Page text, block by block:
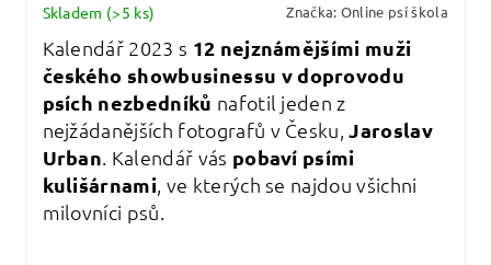
Skladem (>5 ks) Značka: Online psí škola
Kalendář 2023 s 12 nejznámějšími muži
českého showbusinessu v doprovodu
psích nezbedníků nafotil jeden z
nejžádanějších fotografů v Česku,Jaroslav
Urban. Kalendář vás pobaví psími
kulišárnami, ve kterých se najdou všichni
milovníci psů.